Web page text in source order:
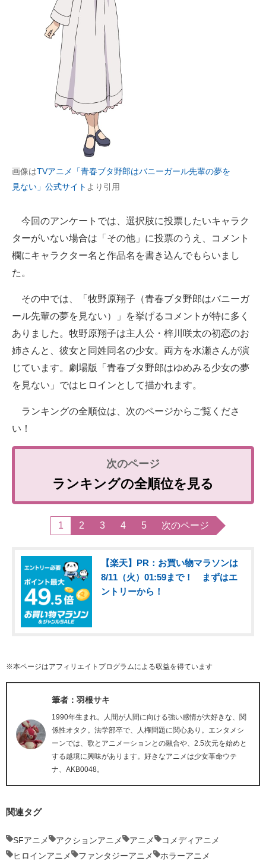
画像はTVアニメ「青春ブタ野郎はバニーガール先輩の夢を
見ない」公式サイト より引用
今回のアンケートでは、選択肢に投票したいキャラク
ターがいない場合は「その他」に投票のうえ、コメント
欄にキャラクター名と作品名を書き込んでもらいまし
た。
その中では、「牧野原翔子（青春ブタ野郎はバニーガ
ール先輩の夢を見ない）」を挙げるコメントが特に多く
ありました。牧野原翔子は主人公・梓川咲太の初恋のお
姉さんと、彼女と同姓同名の少女。両方を水瀬さんが演
じています。劇場版「青春ブタ野郎はゆめみる少女の夢
を見ない」ではヒロインとして描かれます。
ランキングの全順位は、次のページからご覧くださ
い！
ランキングの全順位を見る
1 2 3 4 5 次のページ
【楽天】PR：お買い物マラソンは
8/11（火）01:59まで！ まずはエ
ントリーから！
※本ページはアフィリエイトプログラムによる収益を得ています
筆者：羽根サキ
1990年生まれ。人間が人間に向ける強い感情が大好きな、関
係性オタク。法学部卒で、人権問題に関心あり。エンタメシ
ーンでは、歌とアニメーションとの融合や、2.5次元を始めと
する越境に興味があります。好きなアニメは少女革命ウテ
ナ、AKB0048。
関連タグ
SFアニメ アクションアニメ アニメ
コメディアニメ
ヒロインアニメ
ファンタジーアニメ
ホラーアニメ